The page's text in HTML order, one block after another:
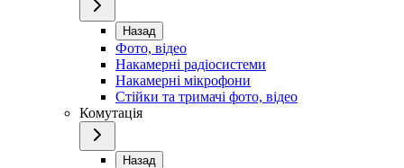
Назад
Фото, відео
Накамерні радіосистеми
Накамерні мікрофони
Стійки та тримачі фото, відео
Комутація
Назад